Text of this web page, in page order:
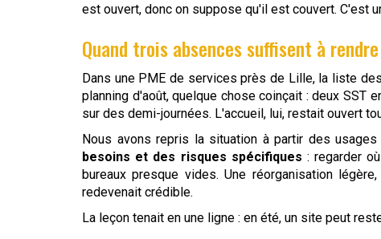
est ouvert, donc on suppose qu'il est couvert. C'est
Quand trois absences suffisent à
Dans une PME de services près de Lille, la liste
planning d'août, quelque chose coinçait : deux
sur des demi-journées. L'accueil, lui, restait ouvert
Nous avons repris la situation à partir des
besoins et des risques spécifiques : regarder
bureaux presque vides. Une réorganisation
redevenait crédible.
La leçon tenait en une ligne : en été, un site peut